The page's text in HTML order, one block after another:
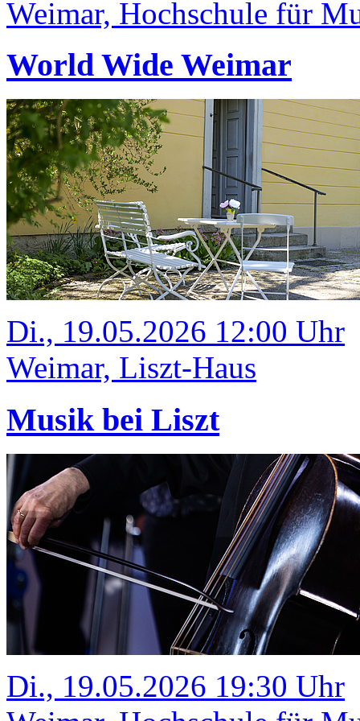
Weimar, Hochschule für
World Wide Weimar
Di., 19.05.2026 12:00 Uhr
Weimar, Liszt-Haus
Musik bei Liszt
Di., 19.05.2026 19:30 Uhr